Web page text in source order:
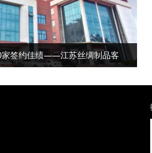
签约佳绩——江苏丝绸制品‌‌‌‌客